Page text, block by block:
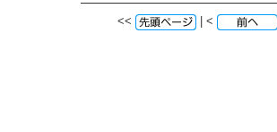
<< | <